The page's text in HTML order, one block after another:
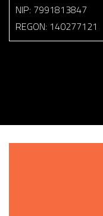
NIP: 7991813847
REGON: 140277121